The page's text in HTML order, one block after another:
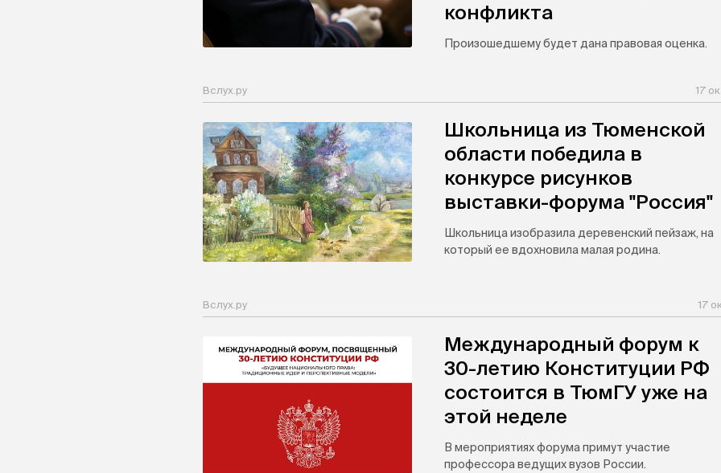
конфликта
Произошедшему будет дана правовая оценка.
Вслух.ру 17
Школьница из Тюменской
области победила в
конкурсе рисунков
выставки-форума "Россия"
Школьница изобразила деревенский пейзаж, на
который ее вдохновила малая родина.
Вслух.ру 17
Международный форум к
30-летию Конституции РФ
состоится в ТюмГУ уже на
этой неделе
В мероприятиях форума примут участие
профессора ведущих вузов России.